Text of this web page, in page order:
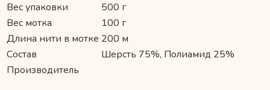
Вес упаковки
500 г
Вес мотка
100 г
Длина нити в мотке 200 м
Состав
Шерсть 75%, Полиамид 25%
Производитель